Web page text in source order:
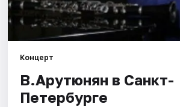
Артисты
Концерт
В.Арутюнян в Санкт-
Петербурге